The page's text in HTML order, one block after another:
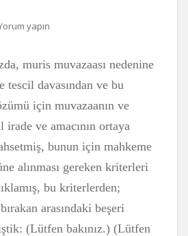
yapın
muris muvazaası nedenine
tescil davasından ve bu
için muvazaanın ve
irade ve amacının ortaya
bunun için mahkeme
alınması gereken kriterleri
bu kriterlerden;
arasındaki beşeri
(Lütfen bakınız.) (Lütfen